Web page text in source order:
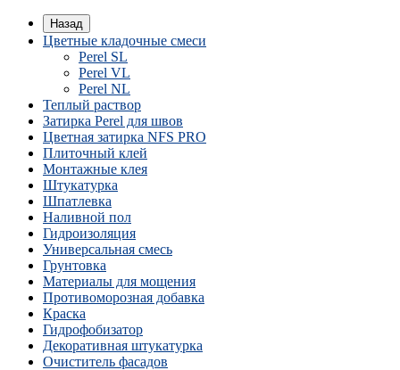
Назад
Цветные кладочные смеси
Perel SL
Perel VL
Perel NL
Теплый раствор
Затирка Perel для швов
Цветная затирка NFS PRO
Плиточный клей
Монтажные клея
Штукатурка
Шпатлевка
Наливной пол
Гидроизоляция
Универсальная смесь
Грунтовка
Материалы для мощения
Противоморозная добавка
Краска
Гидрофобизатор
Декоративная штукатурка
Очиститель фасадов